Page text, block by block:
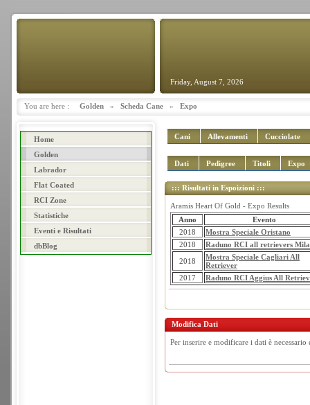
Friday, August 7, 2026
You are here : Golden » Scheda Cane » Expo
Home
Golden
Labrador
Flat Coated
RCI Zone
Statistiche
Eventi e Risultati
dbBlog
Cani Allevamenti Cucciolate
Dati Pedigree Titoli Expo
::: Risultati in Espoizioni :::
Aramis Heart Of Gold - Expo Results
Anno
Evento
2018
Mostra Speciale Oristano
2018
Raduno RCI all retrievers
2018
Mostra Speciale Cagliari All
Retriever
2017
Raduno RCI Aggius All
Modifica Dati
Per inserire e modificare i dati è necessario